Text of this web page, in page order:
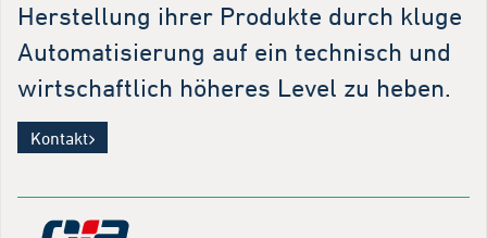
Herstellung ihrer Produkte durch kluge
Automatisierung auf ein technisch und
wirtschaftlich höheres Level zu heben.
Kontakt